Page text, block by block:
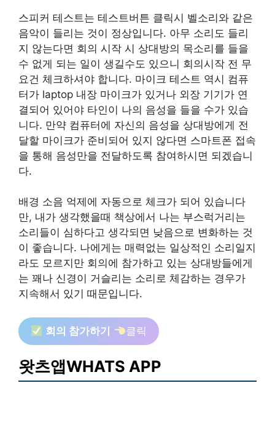
스피커 테스트는 테스트버튼 클릭시 벨소리와 같은
음악이 들리는 것이 정상입니다. 아무 소리도 들리
지 않는다면 회의 시작 시 상대방의 목소리를 들을
수 없게 되는 일이 생길수도 있으니 회의시작 전 무
요건 체크하셔야 합니다. 마이크 테스트 역시 컴퓨
터가 laptop 내장 마이크가 있거나 외장 기기가 연
결되어 있어야 타인이 나의 음성을 들을 수가 있습
니다. 만약 컴퓨터에 자신의 음성을 상대방에게 전
달할 마이크가 준비되어 있지 않다면 스마트폰 접속
을 통해 음성만을 전달하도록 참여하시면 되겠습니
다.
배경 소음 억제에 자동으로 체크가 되어 있습니다
만, 내가 생각했을때 책상에서 나는 부스럭거리는
소리들이 심하다고 생각되면 낮음으로 변화하는 것
이 좋습니다. 나에게는 매력없는 일상적인 소리일지
라도 모르지만 회의에 참가하고 있는 상대방들에게
는 꽤나 신경이 거슬리는 소리로 체감하는 경우가
지속해서 있기 때문입니다.
회의 참가하기 클릭
왓츠앱WHATS APP